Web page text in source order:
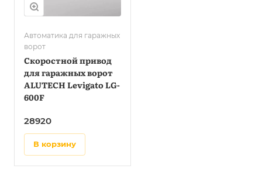
Автоматика для гаражных
ворот
Скоростной привод
для гаражных ворот
ALUTECH Levigato LG-
600F
28920
в корзину